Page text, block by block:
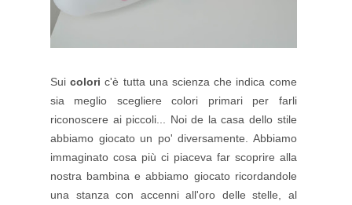
Suicolori c'è tutta una scienza che indica come
sia meglio scegliere colori primari per farli
riconoscere ai piccoli... Noi de la casa dello stile
abbiamo giocato un po' diversamente. Abbiamo
immaginato cosa più ci piaceva far scoprire alla
nostra bambina e abbiamo giocato ricordandole
una stanza con accenni all'oro delle stelle, al